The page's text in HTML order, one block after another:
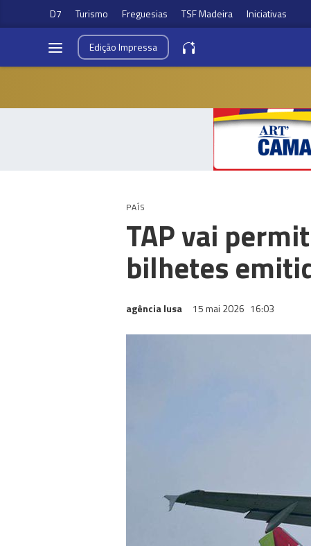
D7 Turismo Freguesias TSF Madeira Iniciativas
EdiçãoImpressa
PAÍS
TAP vai
bilhetes
agência lusa 15 mai 2026 16:03